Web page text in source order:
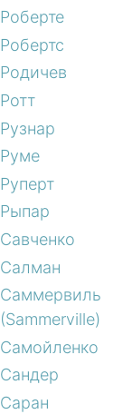
Роберте
Робертс
Родичев
Ротт
Рузнар
Руме
Руперт
Рыпар
Савченко
Салман
Саммервиль
(Sammerville)
Самойленко
Сандер
Саран